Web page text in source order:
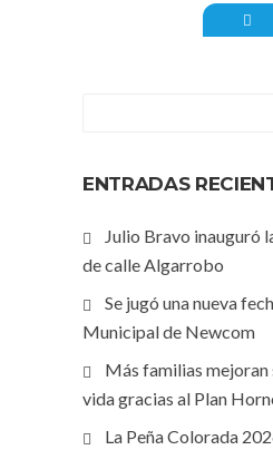
ENTRADAS
Julio Bravo inauguró
de calle Algarrobo
Se jugó una nueva
Municipal de Newcom
Más familias mejoran
vida gracias al Plan
La Peña Colorada